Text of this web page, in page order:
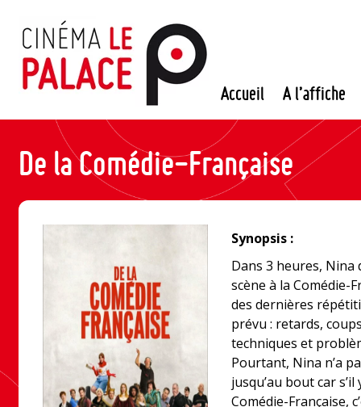
contenu
Accueil A l’affiche
De la Comédie-Française
Synopsis :
Dans 3 heures, Nina
scène à la Comédie-
des dernières
prévu : retards,
techniques et
Pourtant, Nina n’a
jusqu’au bout car
Comédie-Française,